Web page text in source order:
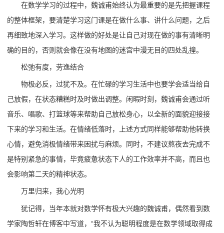
在数学学习的过程中，魏诚甫始终认为最重要的是先把握课程
的整体框架，要清楚学习这门课是在做什么事、讲什么问题，之后
再细致地深入学习。这样做的好处是让自己对现在做的事有清晰明
确的目的，否则就会像在没有地图的迷宫中漫无目的四处乱撞。
松弛有度，劳逸结合
物极必反，过犹不及。在忙碌的学习生活中也要学会适当给自
己放假，在状态糟糕时及时做出调整。闲暇时刻，魏诚甫会通过听
音乐、唱歌、打篮球等来帮助自己放松身心，以全新的面貌迎接接
下来的学习和生活。在情绪低落时，上述方式同样能够帮助他转换
心情，避免消极情绪带来困扰与麻烦。同时，不建议熬夜去完成不
是特别紧急的事情，毕竟疲惫状态下人的工作效率并不高，而且也
会影响第二天的精神状态。
万里归来，我心光明
犹记得，当年本就对数学怀有极大兴趣的魏诚甫，偶然看到数
学家陶哲轩在博客中写道，“我不认为聪明程度是在数学领域取得成